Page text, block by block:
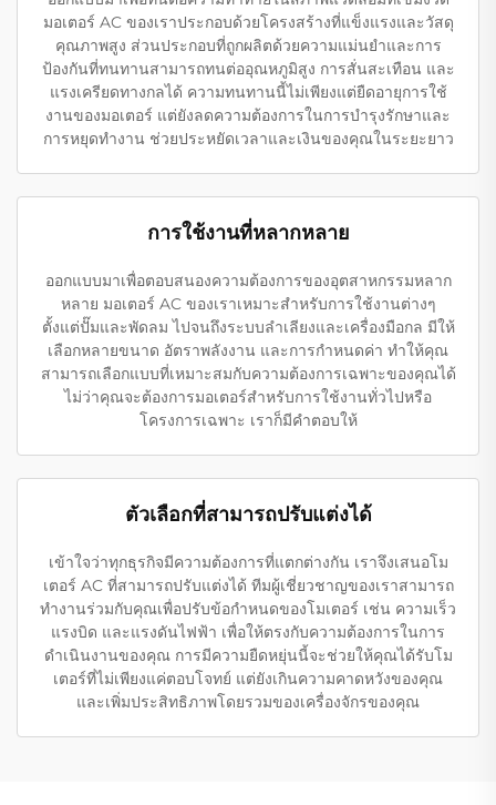
มอเตอร์ AC ของเราประกอบด้วยโครงสร้างที่แข็งแรงและวัสดุ
คุณภาพสูง ส่วนประกอบที่ถูกผลิตด้วยความแม่นยำและการ
ป้องกันที่ทนทานสามารถทนต่ออุณหภูมิสูง การสั่นสะเทือน และ
แรงเครียดทางกลได้ ความทนทานนี้ไม่เพียงแต่ยืดอายุการใช้
งานของมอเตอร์ แต่ยังลดความต้องการในการบำรุงรักษาและ
การหยุดทำงาน ช่วยประหยัดเวลาและเงินของคุณในระยะยาว
การใช้งานที่หลากหลาย
ออกแบบมาเพื่อตอบสนองความต้องการของอุตสาหกรรมหลาก
หลาย มอเตอร์ AC ของเราเหมาะสำหรับการใช้งานต่างๆ
ตั้งแต่ปั๊มและพัดลม ไปจนถึงระบบลำเลียงและเครื่องมือกล มีให้
เลือกหลายขนาด อัตราพลังงาน และการกำหนดค่า ทำให้คุณ
สามารถเลือกแบบที่เหมาะสมกับความต้องการเฉพาะของคุณได้
ไม่ว่าคุณจะต้องการมอเตอร์สำหรับการใช้งานทั่วไปหรือ
โครงการเฉพาะ เราก็มีคำตอบให้
ตัวเลือกที่สามารถปรับแต่งได้
เข้าใจว่าทุกธุรกิจมีความต้องการที่แตกต่างกัน เราจึงเสนอโม
เตอร์ AC ที่สามารถปรับแต่งได้ ทีมผู้เชี่ยวชาญของเราสามารถ
ทำงานร่วมกับคุณเพื่อปรับข้อกำหนดของโมเตอร์ เช่น ความเร็ว
แรงบิด และแรงดันไฟฟ้า เพื่อให้ตรงกับความต้องการในการ
ดำเนินงานของคุณ การมีความยืดหยุ่นนี้จะช่วยให้คุณได้รับโม
เตอร์ที่ไม่เพียงแค่ตอบโจทย์ แต่ยังเกินความคาดหวังของคุณ
และเพิ่มประสิทธิภาพโดยรวมของเครื่องจักรของคุณ